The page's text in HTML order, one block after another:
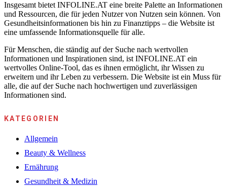
Insgesamt bietet INFOLINE.AT eine breite Palette an Informationen
und Ressourcen, die für jeden Nutzer von Nutzen sein können. Von
Gesundheitsinformationen bis hin zu Finanztipps – die Website ist
eine umfassende Informationsquelle für alle.
Für Menschen, die ständig auf der Suche nach wertvollen
Informationen und Inspirationen sind, ist INFOLINE.AT ein
wertvolles Online-Tool, das es ihnen ermöglicht, ihr Wissen zu
erweitern und ihr Leben zu verbessern. Die Website ist ein Muss für
alle, die auf der Suche nach hochwertigen und zuverlässigen
Informationen sind.
KATEGORIEN
Allgemein
Beauty & Wellness
Ernährung
Gesundheit & Medizin